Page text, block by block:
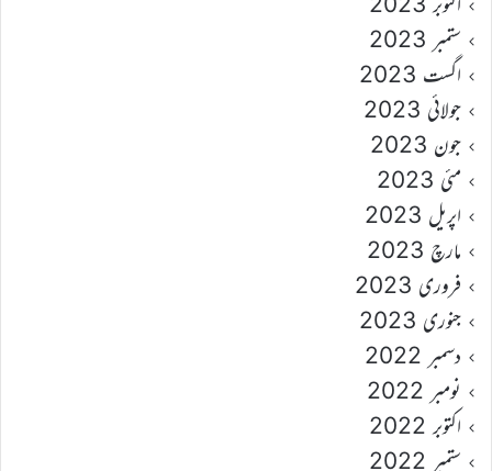
ستمبر 2023
اگست 2023
جولائی 2023
جون 2023
مئی 2023
اپریل 2023
مارچ 2023
فروری 2023
جنوری 2023
دسمبر 2022
نومبر 2022
اکتوبر 2022
ستمبر 2022